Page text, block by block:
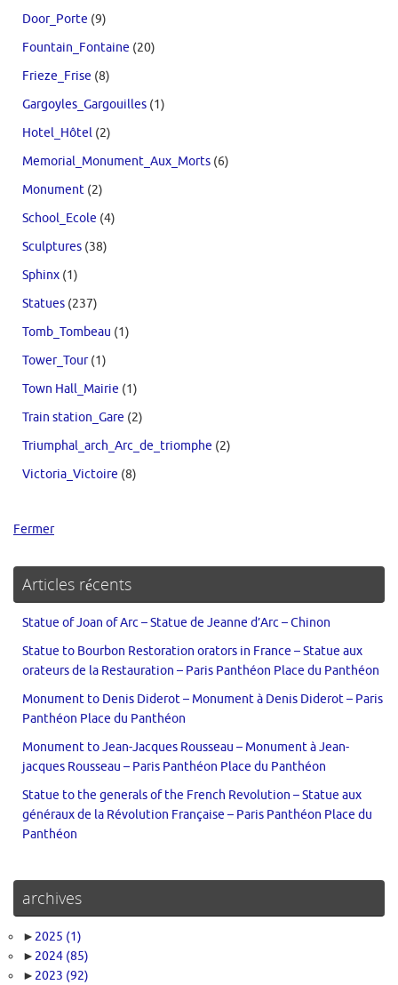
Door_Porte (9)
Fountain_Fontaine (20)
Frieze_Frise (8)
Gargoyles_Gargouilles (1)
Hotel_Hôtel (2)
Memorial_Monument_Aux_Morts (6)
Monument (2)
School_Ecole (4)
Sculptures (38)
Sphinx (1)
Statues (237)
Tomb_Tombeau (1)
Tower_Tour(1)
Town Hall_Mairie (1)
Train station_Gare (2)
Triumphal_arch_Arc_de_triomphe (2)
Victoria_Victoire (8)
Fermer
Articles récents
Statue of Joan of Arc – Statue de Jeanne d’Arc – Chinon
Statue to Bourbon Restoration orators in France – Statue aux
orateurs de la Restauration – Paris Panthéon Place du Panthéon
Monument to Denis Diderot – Monument à Denis Diderot – Paris
Panthéon Place du Panthéon
Monument to Jean-Jacques Rousseau – Monument à Jean-
jacques Rousseau – Paris Panthéon Place du Panthéon
Statue to the generals of the French Revolution – Statue aux
généraux de la Révolution Française – Paris Panthéon Place du
Panthéon
archives
► 2025 (1)
► 2024 (85)
► 2023 (92)